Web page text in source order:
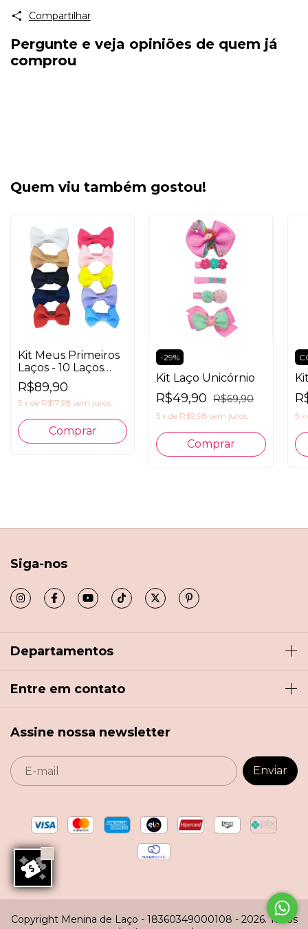
Compartilhar
Pergunte e veja opiniões de quem já
comprou
Quem viu também gostou!
Kit Meus Primeiros
Laços - 10 Laços
Maya Forrado
R$89,90
5 x de R$17,98 sem juros
-29%
Kit Laço Unicórnio
R$49,90 R$69,90
5 xde R$9,98 sem juros 5 x
Siga-nos
Departamentos
Entre em contato
Assine nossa newsletter
Copyright Menina de Laço - 18360349000108 - 2026. Todos